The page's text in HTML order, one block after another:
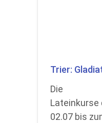
Trier:
Die
Lateinkurse
02.07 bis